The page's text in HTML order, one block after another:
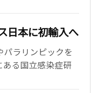
日本に初輸入へ
パラリンピックを
る国立感染症研